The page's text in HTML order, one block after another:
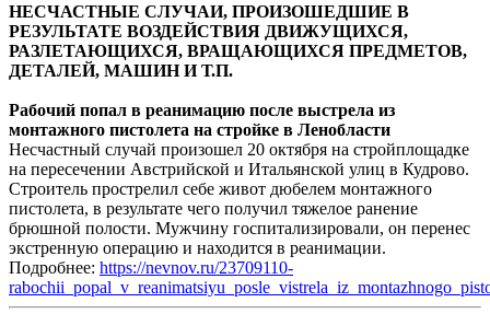
НЕСЧАСТНЫЕ СЛУЧАИ, ПРОИЗОШЕДШИЕ В
РЕЗУЛЬТАТЕ ВОЗДЕЙСТВИЯ ДВИЖУЩИХСЯ,
РАЗЛЕТАЮЩИХСЯ, ВРАЩАЮЩИХСЯ ПРЕДМЕТОВ,
ДЕТАЛЕЙ, МАШИН И Т.П.
Рабочий попал в реанимацию после выстрела из
монтажного пистолета на стройке в Ленобласти
Несчастный случай произошел 20 октября на стройплощадке
на пересечении Австрийской и Итальянской улиц в Кудрово.
Строитель прострелил себе живот дюбелем монтажного
пистолета, в результате чего получил тяжелое ранение
брюшной полости. Мужчину госпитализировали, он перенес
экстренную операцию и находится в реанимации.
Подробнее: https://nevnov.ru/23709110-